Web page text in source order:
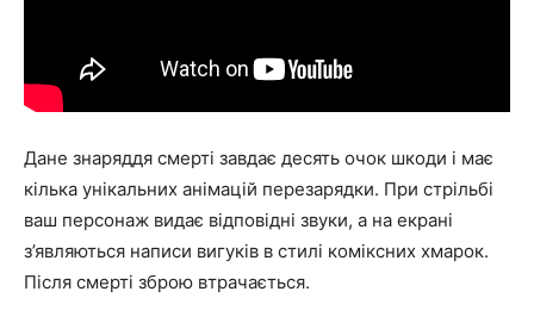
Дане знаряддя смерті завдає десять очок шкоди і має
кілька унікальних анімацій перезарядки. При стрільбі
ваш персонаж видає відповідні звуки, а на екрані
з’являються написи вигуків в стилі коміксних хмарок.
Після смерті зброю втрачається.